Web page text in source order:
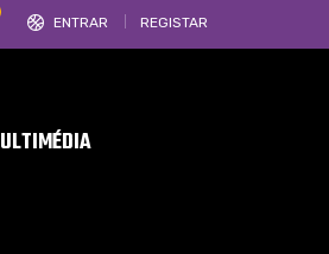
ENTRAR REGISTAR